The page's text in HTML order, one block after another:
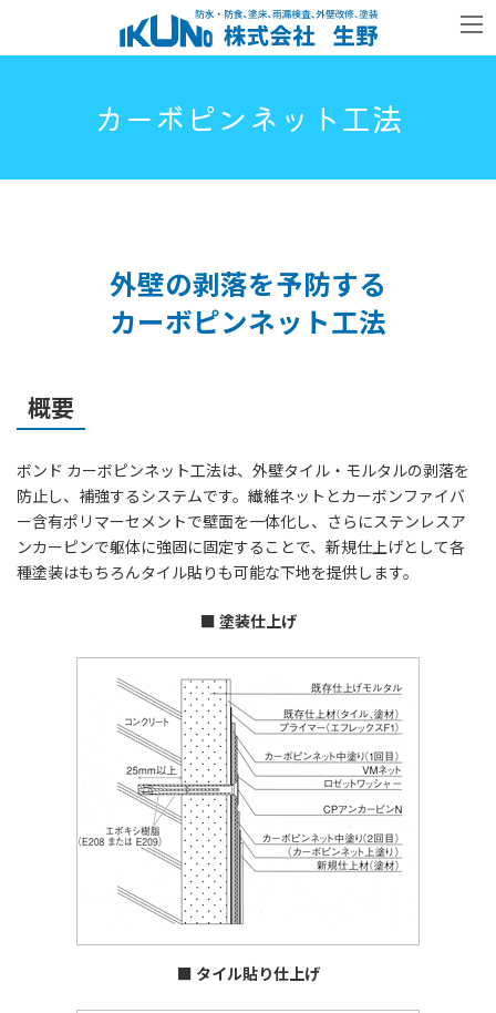
テ
ゲ
カーボピンネット工法
外壁の剥落を予防する
カーボピンネット工法
概要
ボンド カーボピンネット工法は、外壁タイル・モルタルの剥落を
防止し、補強するシステムです。繊維ネットとカーボンファイバ
ー含有ポリマーセメントで壁面を一体化し、さらにステンレスア
ンカーピンで躯体に強固に固定することで、新規仕上げとして各
種塗装はもちろんタイル貼りも可能な下地を提供します。
■ 塗装仕上げ
■ タイル貼り仕上げ